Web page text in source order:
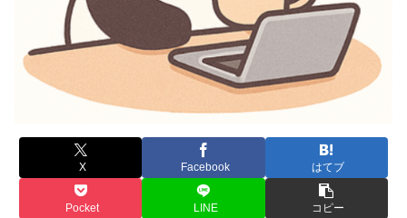
X Facebook はてブ
Pocket LINE コピー